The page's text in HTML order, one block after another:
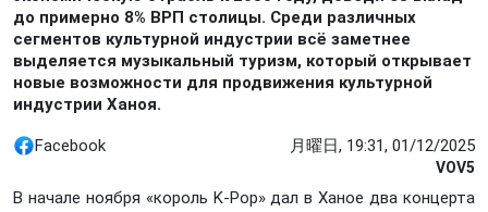
до примерно 8% ВРП столицы. Среди различных
сегментов культурной индустрии всё заметнее
выделяется музыкальный туризм, который открывает
новые возможности для продвижения культурной
индустрии Ханоя.
Facebook 月曜日, 19:31, 01/12/2025
VOV5
В начале ноября «король K-Pop» дал в Ханое два концерта